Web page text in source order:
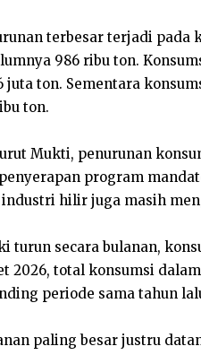
terbesar terjadi pada
986 ribu ton.
juta ton. Sementara
ton.
Mukti, penurunan
program
hilir juga masih
turun secara bulanan,
2026, total konsumsi
periode sama tahun
paling besar justru